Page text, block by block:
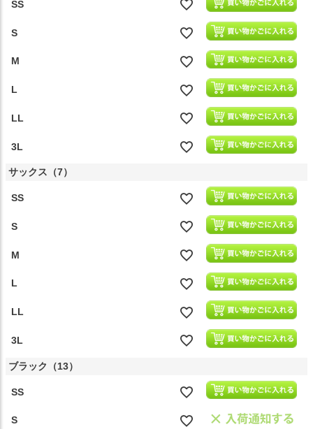
SS
S
M
L
LL
3L
サックス（7）
SS
S
M
L
LL
3L
ブラック（13）
SS
S